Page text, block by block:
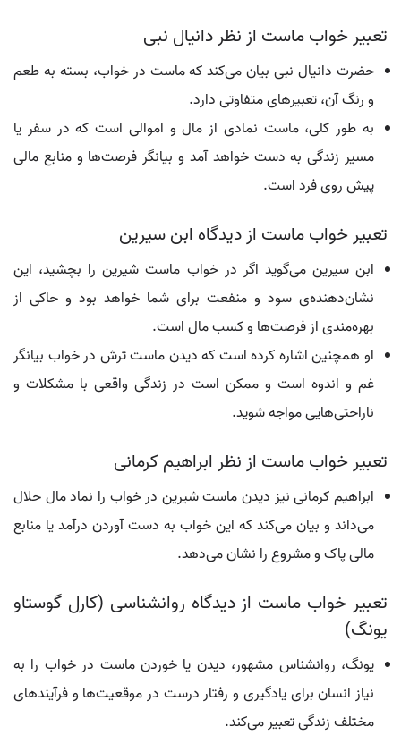
تعبیر خواب ماست از نظر دانیال نبی
حضرت دانیال نبی بیان می‌کند که ماست در خواب، بسته به طعم
و رنگ آن، تعبیرهای متفاوتی دارد.
به طور کلی، ماست نمادی از مال و اموالی است که در سفر یا
مسیر زندگی به دست خواهد آمد و بیانگر فرصت‌ها و منابع مالی
پیش روی فرد است.
تعبیر خواب ماست از دیدگاه ابن سیرین
ابن سیرین می‌گوید اگر در خواب ماست شیرین را بچشید، این
نشان‌دهنده‌ی سود و منفعت برای شما خواهد بود و حاکی از
بهره‌مندی از فرصت‌ها و کسب مال است.
او همچنین اشاره کرده است که دیدن ماست ترش در خواب بیانگر
غم و اندوه است و ممکن است در زندگی واقعی با مشکلات و
ناراحتی‌هایی مواجه شوید.
تعبیر خواب ماست از نظر ابراهیم کرمانی
ابراهیم کرمانی نیز دیدن ماست شیرین در خواب را نماد مال حلال
می‌داند و بیان می‌کند که این خواب به دست آوردن درآمد یا منابع
مالی پاک و مشروع را نشان می‌دهد.
تعبیر خواب ماست از دیدگاه روانشناسی (کارل گوستاو
یونگ)
یونگ، روانشناس مشهور، دیدن یا خوردن ماست در خواب را به
نیاز انسان برای یادگیری و رفتار درست در موقعیت‌ها و فرآیندهای
مختلف زندگی تعبیر می‌کند.